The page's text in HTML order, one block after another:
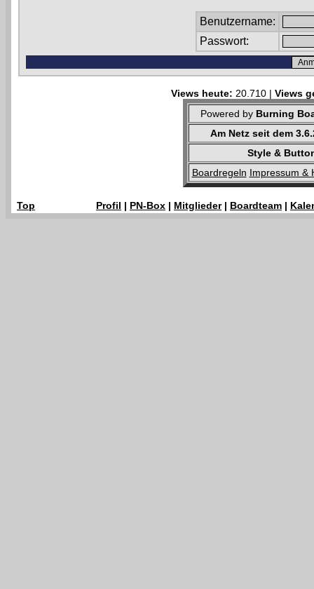
Benutzername:
Passwort:
Views heute: 20.710 | Views
Powered by Burning
Am Netz seit dem
Style &
Boardregeln Impressum &
Top Profil | PN-Box | Mitglieder| Boardteam |